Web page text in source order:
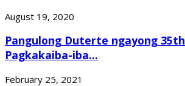
August 19, 2020
Pangulong Duterte ngayong
Pagkakaiba-iba...
February 25, 2021